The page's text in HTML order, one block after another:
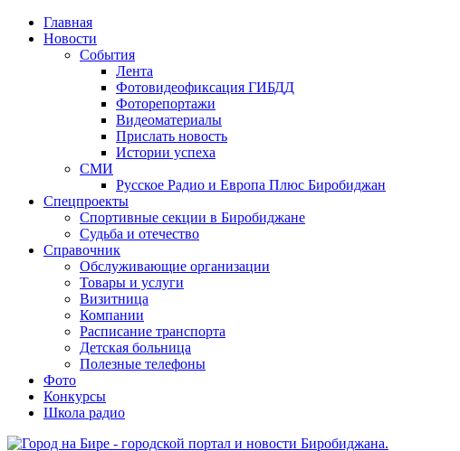
Главная
Новости
События
Лента
Фотовидеофиксация ГИБДД
Фоторепортажи
Видеоматериалы
Прислать новость
Истории успеха
СМИ
Русское Радио и Европа Плюс Биробиджан
Спецпроекты
Спортивные секции в Биробиджане
Судьба и отечество
Справочник
Обслуживающие организации
Товары и услуги
Визитница
Компании
Расписание транспорта
Детская больница
Полезные телефоны
Фото
Конкурсы
Школа радио